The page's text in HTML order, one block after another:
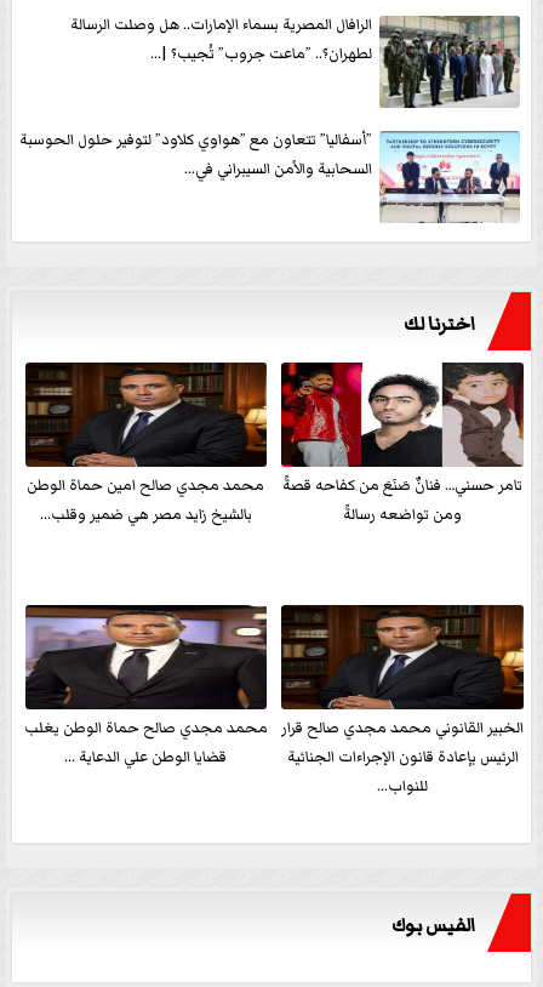
الرافال المصرية بسماء الإمارات.. هل وصلت الرسالة
لطهران؟.. ”ماعت جروب” تُجيب؟ |...
”أسفاليا” تتعاون مع ”هواوي كلاود” لتوفير حلول الحوسبة
السحابية والأمن السيبراني في...
اخترنا لك
تامر حسني… فنانٌ صَنَعَ من كفاحه قصةً
ومن تواضعه رسالةً
محمد مجدي صالح امين حماة الوطن
بالشيخ زايد مصر هي ضمير وقلب...
الخبير القانوني محمد مجدي صالح قرار
الرئيس بإعادة قانون الإجراءات الجنائية
للنواب...
محمد مجدي صالح حماة الوطن يغلب
قضايا الوطن علي الدعاية ...
الفيس بوك